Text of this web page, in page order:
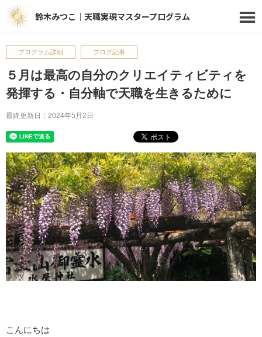
鈴木みつこ｜天職実現マスタープログラム
プログラム詳細 ブログ記事
５月は最高の自分のクリエイティビティを
発揮する・自分軸で天職を生きるために
最終更新日：2024年5月2日
こんにちは